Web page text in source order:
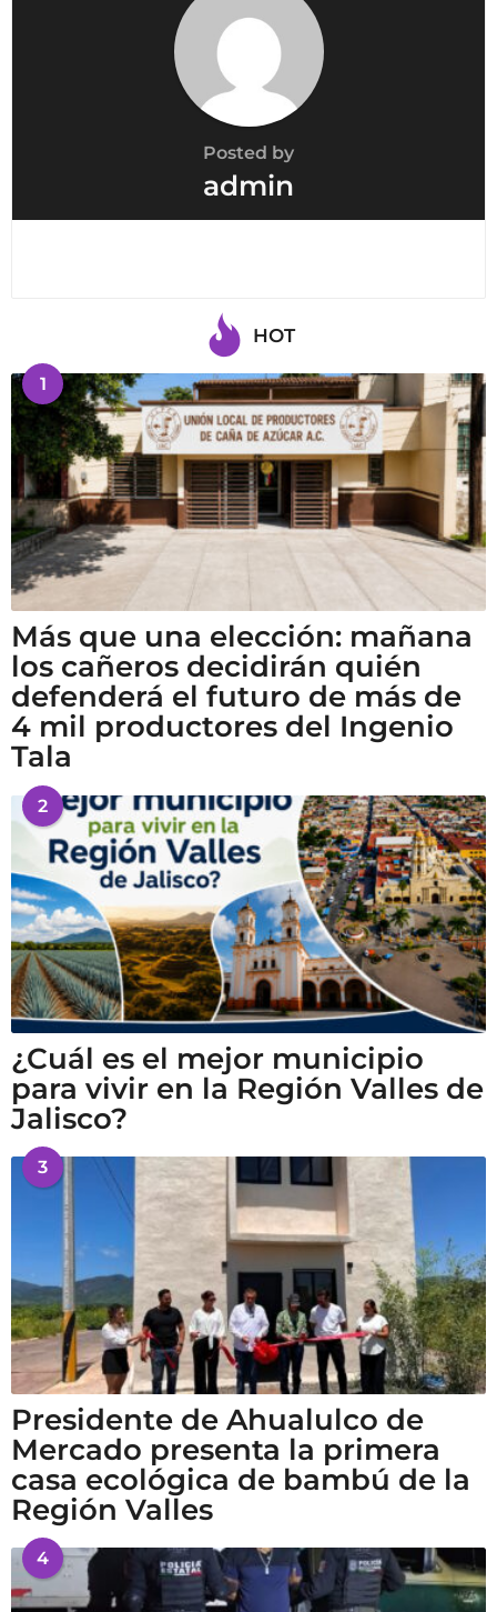
Posted by
admin
HOT
1
Más que una elección: mañana
los cañeros decidirán quién
defenderá el futuro de más de
4 mil productores del Ingenio
Tala
2
¿Cuál es el mejor municipio
para vivir en la Región Valles de
Jalisco?
3
Presidente de Ahualulco de
Mercado presenta la primera
casa ecológica de bambú de la
Región Valles
4